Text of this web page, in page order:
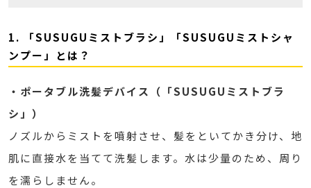
1. 「SUSUGUミストブラシ」「SUSUGUミストシャ
ンプー」とは？
・ポータブル洗髪デバイス（「SUSUGUミストブラ
シ」）
ノズルからミストを噴射させ、髪をといてかき分け、地
肌に直接水を当てて洗髪します。水は少量のため、周り
を濡らしません。